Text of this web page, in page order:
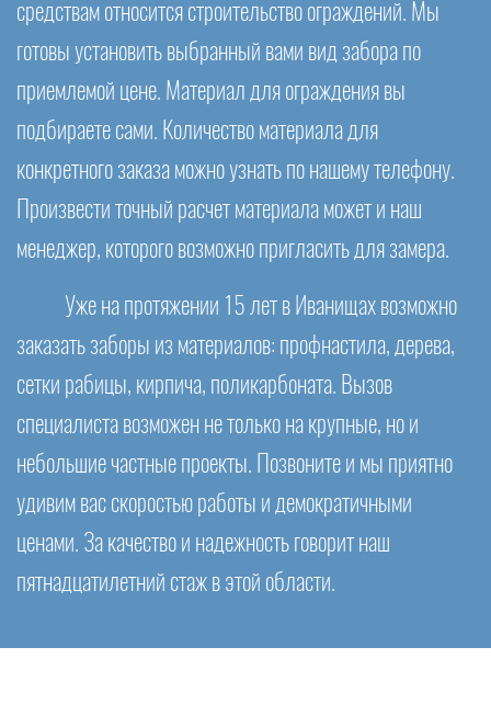
средствам относится строительство ограждений. Мы
готовы установить выбранный вами вид забора по
приемлемой цене. Материал для ограждения вы
подбираете сами. Количество материала для
конкретного заказа можно узнать по нашему телефону.
Произвести точный расчет материала может и наш
менеджер, которого возможно пригласить для замера.
Уже на протяжении 15 лет в Иванищах возможно
заказать заборы из материалов: профнастила, дерева,
сетки рабицы, кирпича, поликарбоната. Вызов
специалиста возможен не только на крупные, но и
небольшие частные проекты. Позвоните и мы приятно
удивим вас скоростью работы и демократичными
ценами. За качество и надежность говорит наш
пятнадцатилетний стаж в этой области.